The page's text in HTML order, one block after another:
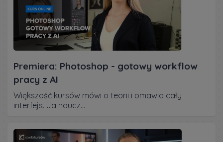
Premiera: Photoshop - gotowy workflow
pracy z AI
Większość kursów mówi o teorii i omawia cały
interfejs. Ja naucz...